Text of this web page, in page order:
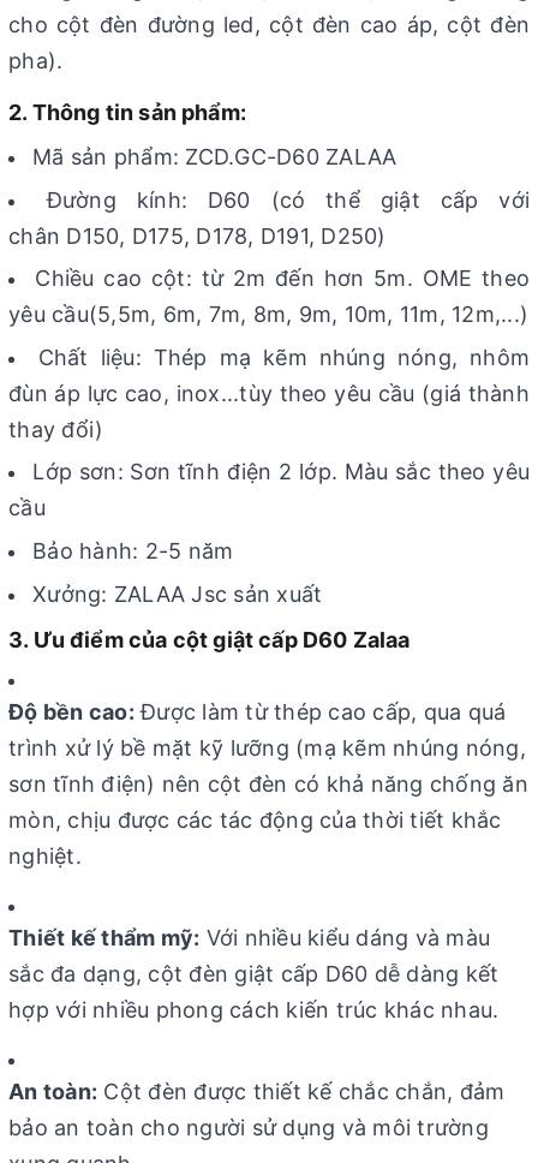
cho cột đèn đường led, cột đèn cao áp, cột đèn
pha).
2. Thông tin sản phẩm:
Mã sản phẩm: ZCD.GC-D60 ZALAA
Đường kính: D60 (có thể giật cấp với
chân D150, D175, D178, D191, D250)
Chiều cao cột: từ 2m đến hơn 5m. OME theo
yêu cầu(5,5m, 6m, 7m, 8m, 9m, 10m, 11m, 12m,...)
Chất liệu: Thép mạ kẽm nhúng nóng, nhôm
đùn áp lực cao, inox...tùy theo yêu cầu (giá thành
thay đổi)
Lớp sơn: Sơn tĩnh điện 2 lớp. Màu sắc theo yêu
cầu
Bảo hành: 2-5 năm
Xưởng: ZALAA Jsc sản xuất
3. Ưu điểm của cột giật cấp D60 Zalaa
Độ bền cao: Được làm từ thép cao cấp, qua quá
trình xử lý bề mặt kỹ lưỡng (mạ kẽm nhúng nóng,
sơn tĩnh điện) nên cột đèn có khả năng chống ăn
mòn, chịu được các tác động của thời tiết khắc
nghiệt.
Thiết kế thẩm mỹ: Với nhiều kiểu dáng và màu
sắc đa dạng, cột đèn giật cấp D60 dễ dàng kết
hợp với nhiều phong cách kiến trúc khác nhau.
An toàn: Cột đèn được thiết kế chắc chắn, đảm
bảo an toàn cho người sử dụng và môi trường